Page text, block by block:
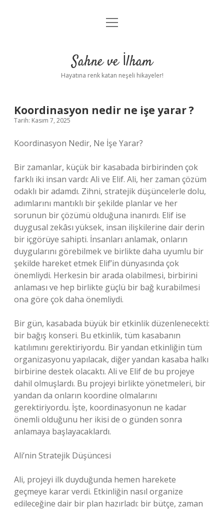
Anasayfa
Yasal Uyarı
menüyü
Sahne ve İlham
Hayatına renk katan neşeli hikayeler!
Koordinasyon nedir ne işe yarar ?
Tarih: Kasım 7, 2025
Koordinasyon Nedir, Ne İşe Yarar?
Bir zamanlar, küçük bir kasabada birbirinden çok
farklı iki insan vardı: Ali ve Elif. Ali, her zaman çözüm
odaklı bir adamdı. Zihni, stratejik düşüncelerle dolu,
adımlarını mantıklı bir şekilde planlar ve her
sorunun bir çözümü olduğuna inanırdı. Elif ise
duygusal zekâsı yüksek, insan ilişkilerine dair derin
bir içgörüye sahipti. İnsanları anlamak, onların
duygularını görebilmek ve birlikte daha uyumlu bir
şekilde hareket etmek Elif’in dünyasında çok
önemliydi. Herkesin bir arada olabilmesi, birbirini
anlaması ve hep birlikte güçlü bir bağ kurabilmesi
ona göre çok daha önemliydi.
Bir gün, kasabada büyük bir etkinlik düzenlenecekti:
bir bağış konseri. Bu etkinlik, tüm kasabanın
katılımını gerektiriyordu. Bir yandan etkinliğin tüm
organizasyonu yapılacak, diğer yandan kasaba halkı
birbirine destek olacaktı. Ali ve Elif de bu projeye
dahil olmuşlardı. Bu projeyi birlikte yönetmeleri, bir
yandan da onların koordine olmalarını
gerektiriyordu. İşte, koordinasyonun ne kadar
önemli olduğunu her ikisi de o günden sonra
anlamaya başlayacaklardı.
Ali’nin Stratejik Düşüncesi
Ali, projeyi ilk duyduğunda hemen harekete
geçmeye karar verdi. Etkinliğin nasıl organize
edileceğine dair bir plan hazırladı: bir bütçe, zaman